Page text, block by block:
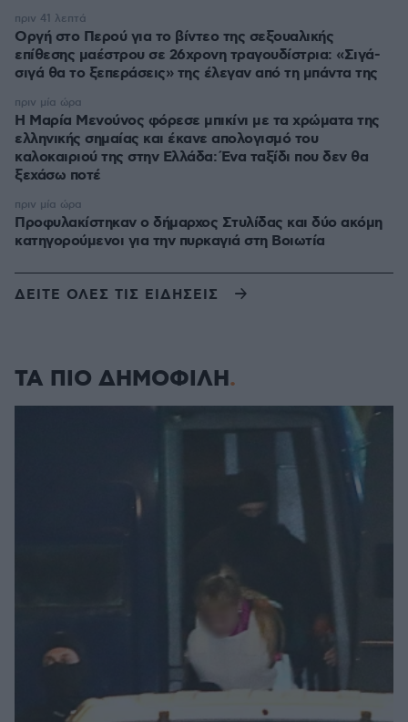
Οργή στο Περού για το βίντεο της σεξουαλικής
επίθεσης μαέστρου σε 26χρονη τραγουδίστρια: «Σιγά-
σιγά θα το ξεπεράσεις» της έλεγαν από τη μπάντα της
πριν 41 λεπτά
Η Μαρία Μενούνος φόρεσε μπικίνι με τα χρώματα της
ελληνικής σημαίας και έκανε απολογισμό του
καλοκαιριού της στην Ελλάδα: Ένα ταξίδι που δεν θα
ξεχάσω ποτέ
πριν μία ώρα
Προφυλακίστηκαν ο δήμαρχος Στυλίδας και δύο ακόμη
κατηγορούμενοι για την πυρκαγιά στη Βοιωτία
πριν μία ώρα
ΔΕΙΤΕ ΟΛΕΣ ΤΙΣ ΕΙΔΗΣΕΙΣ
ΤΑ ΠΙΟ ΔΗΜΟΦΙΛΗ